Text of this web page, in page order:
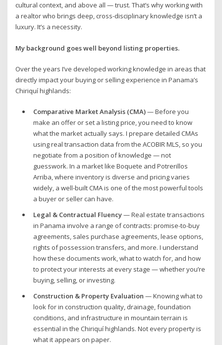
cultural context, and above all — trust. That’s why working with
a realtor who brings deep, cross-disciplinary knowledge isn’t a
luxury. It’s a necessity.
My background goes well beyond listing properties.
Over the years I’ve developed working knowledge in areas that
directly impact your buying or selling experience in Panama’s
Chiriquí highlands:
Comparative Market Analysis (CMA)— Before you
make an offer or set a listing price, you need to know
what the market actually says. I prepare detailed CMAs
using real transaction data from the ACOBIR MLS, so you
negotiate from a position of knowledge — not
guesswork. In a market like Boquete and Potrerillos
Arriba, where inventory is diverse and pricing varies
widely, a well-built CMA is one of the most powerful tools
a buyer or seller can have.
Legal & Contractual Fluency— Real estate transactions
in Panama involve a range of contracts: promise-to-buy
agreements, sales purchase agreements, lease options,
rights of possession transfers, and more. I understand
how these documents work, what to watch for, and how
to protect your interests at every stage — whether you’re
buying, selling, or investing.
Construction & Property Evaluation — Knowing what to
look for in construction quality, drainage, foundation
conditions, and infrastructure in mountain terrain is
essential in the Chiriquí highlands. Not every property is
what it appears on paper.